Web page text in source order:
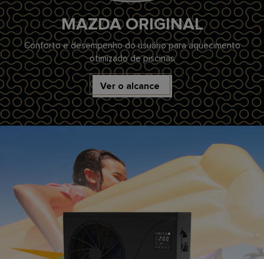
MAZDA ORIGINAL
Conforto e desempenho do usuário para aquecimento
otimizado de piscinas
Ver o alcance